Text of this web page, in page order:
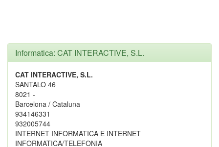
Informatica: CAT INTERACTIVE, S.L.
CAT INTERACTIVE, S.L.
SANTALO 46
8021 -
Barcelona / Cataluna
934146331
932005744
INTERNET INFORMATICA E INTERNET
INFORMATICA/TELEFONIA